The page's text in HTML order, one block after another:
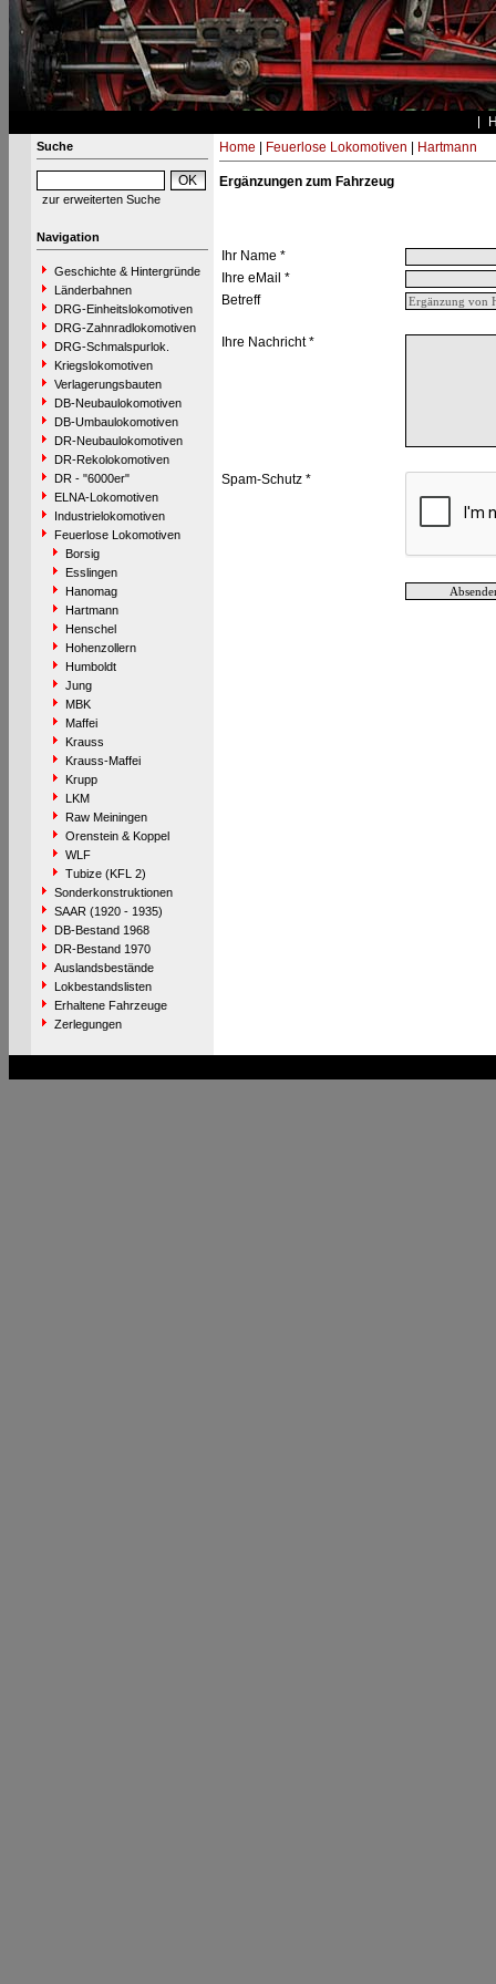
Suche
zur erweiterten Suche
Navigation
Geschichte & Hintergründe
Länderbahnen
DRG-Einheitslokomotiven
DRG-Zahnradlokomotiven
DRG-Schmalspurlok.
Kriegslokomotiven
Verlagerungsbauten
DB-Neubaulokomotiven
DB-Umbaulokomotiven
DR-Neubaulokomotiven
DR-Rekolokomotiven
DR - "6000er"
ELNA-Lokomotiven
Industrielokomotiven
Feuerlose Lokomotiven
Borsig
Esslingen
Hanomag
Hartmann
Henschel
Hohenzollern
Humboldt
Jung
MBK
Maffei
Krauss
Krauss-Maffei
Krupp
LKM
Raw Meiningen
Orenstein & Koppel
WLF
Tubize (KFL 2)
Sonderkonstruktionen
SAAR (1920 - 1935)
DB-Bestand 1968
DR-Bestand 1970
Auslandsbestände
Lokbestandslisten
Erhaltene Fahrzeuge
Zerlegungen
Home Feuerlose Lokomotiven Hartmann
Ergänzungen zum Fahrzeug
Ihr Name *
Ihre eMail *
Betreff
Ihre Nachricht *
Spam-Schutz *